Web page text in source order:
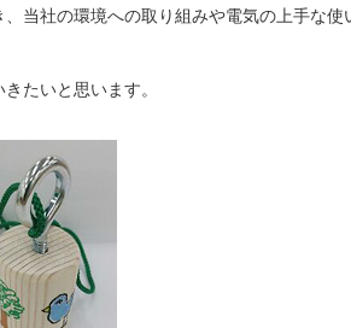
当社の環境への取り組みや電気の上手な
たいと思います。